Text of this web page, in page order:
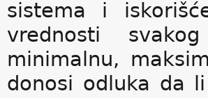
sistema i
vrednosti
minimalnu,
donosi odluka da